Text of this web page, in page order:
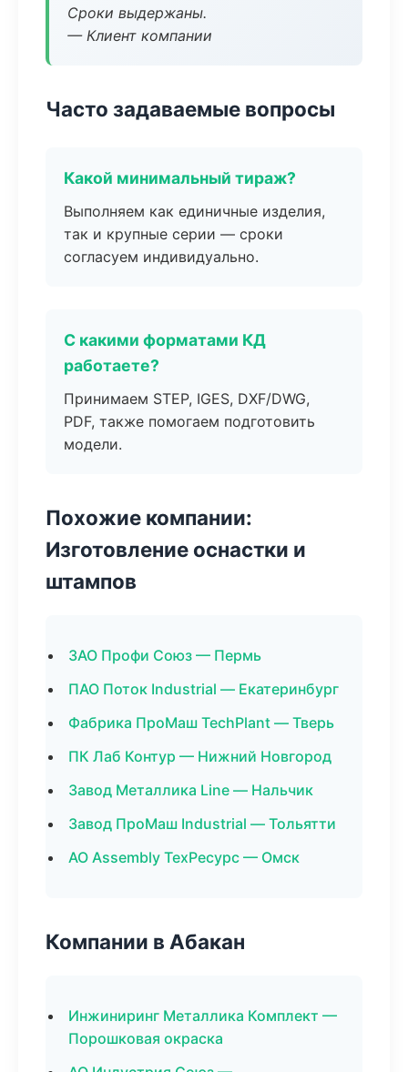
Сроки выдержаны.
— Клиент компании
Часто задаваемые вопросы
Какой минимальный тираж?
Выполняем как единичные изделия,
так и крупные серии — сроки
согласуем индивидуально.
С какими форматами КД
работаете?
Принимаем STEP, IGES, DXF/DWG,
PDF, также помогаем подготовить
модели.
Похожие компании:
Изготовление оснастки и
штампов
ЗАО Профи Союз — Пермь
ПАО Поток Industrial — Екатеринбург
Фабрика ПроМаш TechPlant — Тверь
ПК Лаб Контур — Нижний Новгород
Завод Металлика Line — Нальчик
Завод ПроМаш Industrial — Тольятти
АО Assembly ТехРесурс — Омск
Компании в Абакан
Инжиниринг Металлика Комплект —
Порошковая окраска